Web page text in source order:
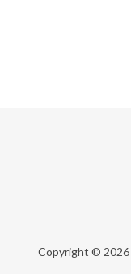
Copyright © 2026